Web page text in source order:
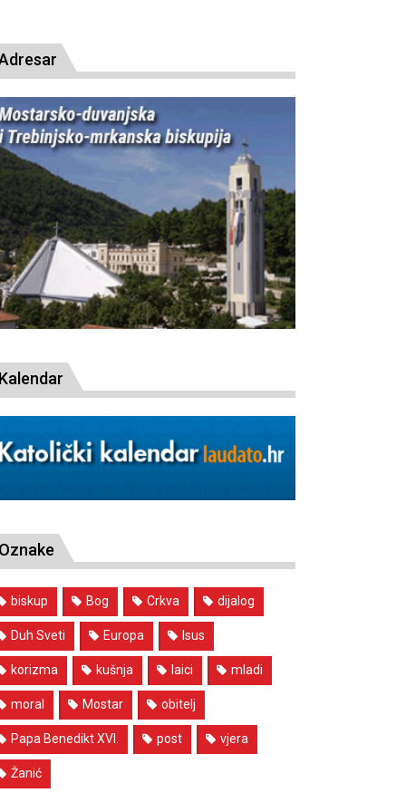
biskup Bog Crkva dijalog
Duh Sveti Europa Isus
korizma kušnja laici mladi
moral Mostar obitelj
Papa Benedikt XVI. post vjera
Žanić